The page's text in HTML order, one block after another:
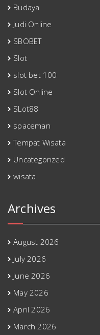
Budaya
Judi Online
SBOBET
Slot
slot bet 100
Slot Online
SLot88
spaceman
Tempat Wisata
Uncategorized
wisata
Archives
August 2026
July 2026
June 2026
May 2026
April 2026
March 2026